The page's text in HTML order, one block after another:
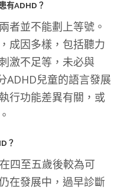
有ADHD？
者並不能劃上等號。
成因多樣，包括聽力
激不足等，未必與
ADHD兒童的語言發展
行功能差異有關，或
？
四至五歲後較為可
在發展中，過早診斷